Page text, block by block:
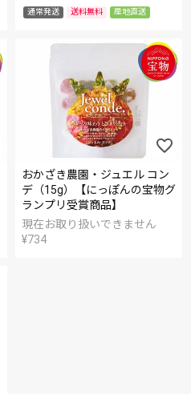
通常発送 送料無料 産地直送
おかざき農園・ジュエル コン
デ（15g）【にっぽんの宝物グ
ランプリ受賞商品】
現在お取り扱いできません
¥734